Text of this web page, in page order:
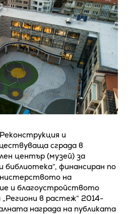
и
сграда в
център (музей) за
библиотека“, финансиран по
на
и благоустройството
в растеж“ 2014-
награда на публиката